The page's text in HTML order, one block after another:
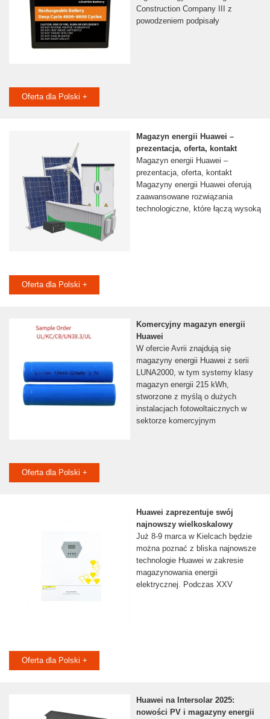
Construction Company III z
powodzeniem podpisały
Oferta dla Polski +
Magazyn energii Huawei –
prezentacja, oferta, kontakt
Magazyn energii Huawei –
prezentacja, oferta, kontakt
Magazyny energii Huawei oferują
zaawansowane rozwiązania
technologiczne, które łączą wysoką
Oferta dla Polski +
Komercyjny magazyn energii
Huawei
W ofercie Avrii znajdują się
magazyny energii Huawei z serii
LUNA2000, w tym systemy klasy
magazyn energii 215 kWh,
stworzone z myślą o dużych
instalacjach fotowoltaicznych w
sektorze komercyjnym
Oferta dla Polski +
Huawei zaprezentuje swój
najnowszy wielkoskalowy
Już 8-9 marca w Kielcach będzie
można poznać z bliska najnowsze
technologie Huawei w zakresie
magazynowania energii
elektrycznej. Podczas XXV
Oferta dla Polski +
Huawei na Intersolar 2025:
nowości PV i magazyny energii